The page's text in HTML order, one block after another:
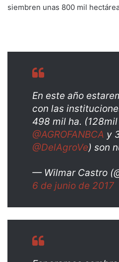
siembren unas 800 mil
En este año
con las
498 mil ha. (128mil
@AGROFANBCA y
@DelAgroVe) son
— Wilmar Castro
6 de junio de 2017